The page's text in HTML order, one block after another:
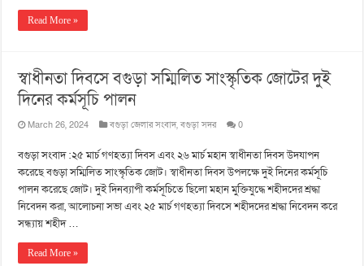
Read More »
স্বাধীনতা দিবসে বগুড়া সম্মিলিত সাংস্কৃতিক জোটের দুই
দিনের কর্মসূচি পালন
March 26, 2024 বগুড়া জেলার সংবাদ,বগুড়া সদর 0
বগুড়া সংবাদ :২৫ মার্চ গণহত্যা দিবস এবং ২৬ মার্চ মহান স্বাধীনতা দিবস উদযাপন
করেছে বগুড়া সম্মিলিত সাংস্কৃতিক জোট। স্বাধীনতা দিবস উপলক্ষে দুই দিনের কর্মসূচি
পালন করেছে জোট। দুই দিনব্যাপী কর্মসূচিতে ছিলো মহান মুক্তিযুদ্ধে শহীদদের শ্রদ্ধা
নিবেদন করা, আলোচনা সভা এবং ২৫ মার্চ গণহত্যা দিবসে শহীদদের শ্রদ্ধা নিবেদন করে
সন্ধ্যায় শহীদ …
Read More »